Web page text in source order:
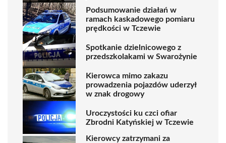
Podsumowanie działań w
ramach kaskadowego pomiaru
prędkości w Tczewie
Spotkanie dzielnicowego z
przedszkolakami w Swarożynie
Kierowca mimo zakazu
prowadzenia pojazdów uderzył
w znak drogowy
Uroczystości ku czci ofiar
Zbrodni Katyńskiej w Tczewie
Kierowcy zatrzymani za